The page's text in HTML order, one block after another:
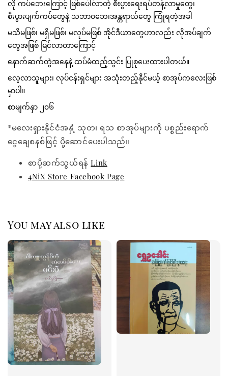
လို ကပ်ဘေးကြောင့် ဖြစ်ပေါ်လာတဲ့ စီးပွားရေးရပ်တန့်လာမှုတွေ၊
စီးပွားပျက်ကပ်တွေနဲ့ သဘာဝဘေ၊အန္တရာယ်တွေ ကြုံရတဲ့အခါ
မသိမဖြစ်၊ မရှိမဖြစ်၊ မလုပ်မဖြစ် အိုင်ဒီယာတွေဟာလည်း လိုအပ်ချက်
တွေအဖြစ် မြင်လာတာကြောင့်
နောက်ဆက်တွဲအနေနဲ့ ထပ်မံထည့်သွင်း ပြုစုပေးထားပါတယ်။
လေ့လာသူများ၊ လုပ်ငန်းရှင်များ အသုံးတည့်နိုင်မယ့် စာအုပ်ကလေးဖြစ်
မှာပါ။
စာမျက်နှာ ၂၀၆
*မလေးရှားနိုင်ငံအနှံ့ သုတ၊ ရသ စာအုပ်များကို ပစ္စည်းရောက်
ငွေချေစနစ်ဖြင့် ပို့ဆောင်ပေးပါသည်။
စာပို့ဆက်သွယ်ရန်Link
4NiX Store Facebook Page
You may also like